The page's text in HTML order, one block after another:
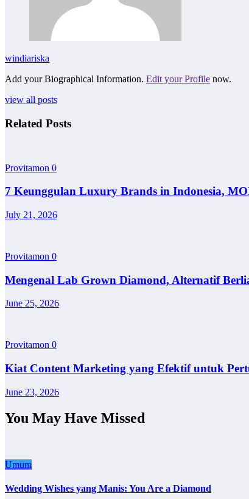
windiariska
Add your Biographical Information. Edit your Profile now.
view all posts
Related Posts
Provitamon 0
7 Keunggulan Luxury Brands in Indonesia,
July 21, 2026
Provitamon 0
Mengenal Lab Grown Diamond, Alternatif
June 25, 2026
Provitamon 0
Kiat Content Marketing yang Efektif untuk
June 23, 2026
You May Have Missed
Umum
Wedding Wishes yang Manis: You Are a Diamond